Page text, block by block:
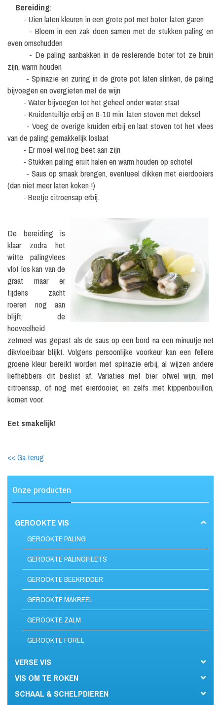
Bereiding:
- Uien laten kleuren in een grote pot met boter, laten garen
- Bloem in een zak doen samen met de stukken paling en
even omschudden
- De paling aanbakken in de resterende boter tot ze bruin
zijn, warm houden
- Spinazie en zuring in de grote pot laten slinken, de paling
bijvoegen en overgieten met de wijn
- Water bijvoegen tot het geheel onder water staat
- Kruidentuiltje erbij en 8-10 min. laten stoven met deksel
- Voeg de overige kruiden erbij en laat stoven tot het vlees
van de paling gemakkelijk loslaat
- Er moet wel nog beet aan zijn
- Stukken paling eruit halen en warm houden op schotel
- Saus op smaak brengen, eventueel dikken met eierdooiers
(dan niet meer laten koken !)
- Beetje citroensap erbij.
De bereiding is
klaar zodra het
witte palingvlees
vlot los kan van de
graat maar er
tijdens zacht
roeren nog aan
blijft; de
hoeveelheid
zetmeel was gepast als de saus op een bord na een minuutje net
dikvloeibaar blijkt. Volgens persoonlijke voorkeur kan een fellere
groene kleur bereikt worden met spinazie erbij, al wijzen andere
liefhebbers dit beslist af. Variaties met bier ofwel wijn, met
citroensap, of nog met eierdooier, en zelfs met kippenbouillon,
komen voor.
Eet smakelijk!
<< Ga terug
Onze producten
GEROOKTE VIS
GEROOKTE PALING
GEROOKTE PALINGFILETS
GEROOKTE BEEKRIDDER
GEROOKTE MAKREEL
GEROOKTE ZALM
GEROOKTE FOREL
VERSE VIS
VIS OM TE ROKEN
SCHAAL & SCHELPDIEREN